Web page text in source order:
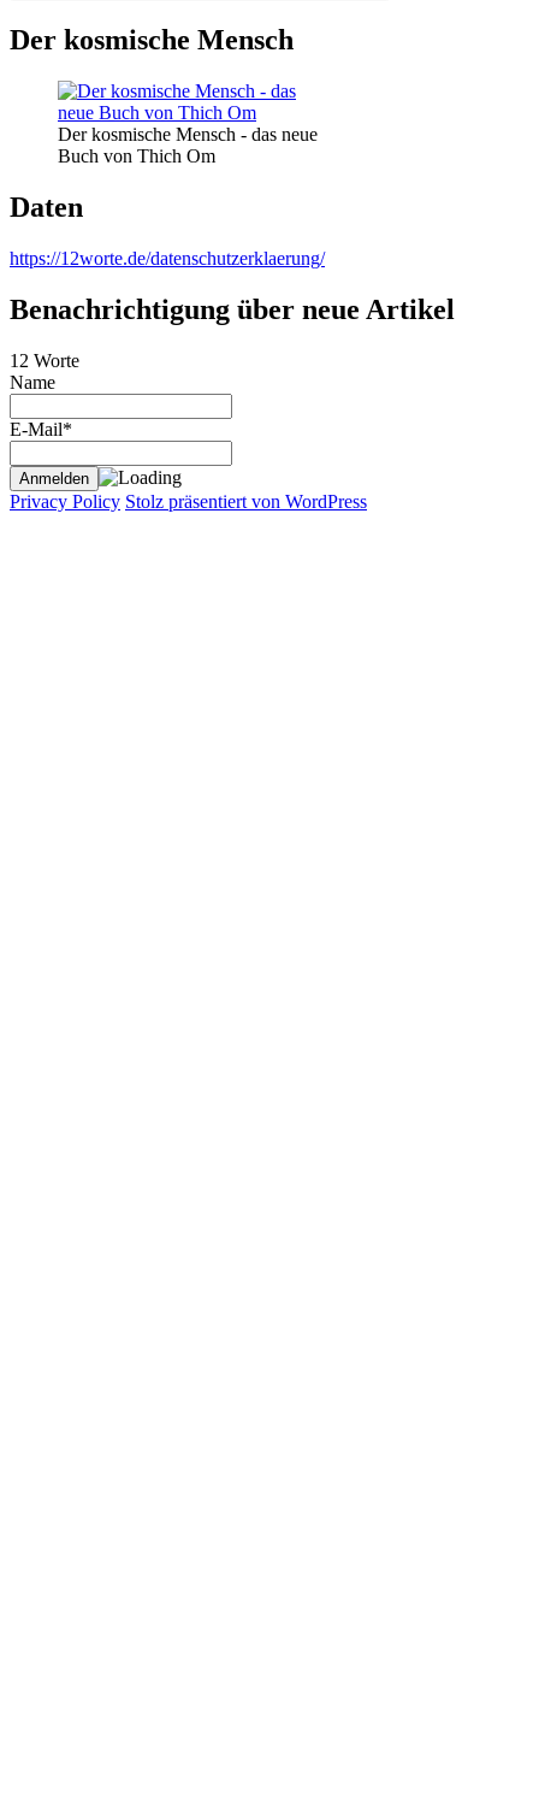
Der kosmische Mensch
Der kosmische Mensch - das neue
Buch von Thich Om
Daten
https://12worte.de/datenschutzerklaerung/
Benachrichtigung über neue Artikel
12 Worte
Name
E-Mail*
Privacy Policy Stolz präsentiert von WordPress